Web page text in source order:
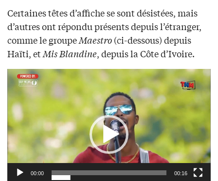
Certaines têtes d’affiche se sont désistées, mais
d’autres ont répondu présents depuis l’étranger,
comme le groupeMaestro(ci-dessous) depuis
Haïti, etMis Blandine, depuis la Côte d’Ivoire.
Video
Player
00:00 00:16